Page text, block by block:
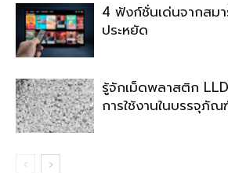
4 ฟังก์ชั่นเด่นจากสม
ประหยัด
รู้จักเม็ดพลาสติก
การใช้งานในบรรจุภัณ